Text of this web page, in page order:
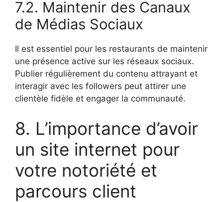
7.2. Maintenir des Canaux
de Médias Sociaux
Il est essentiel pour les restaurants de maintenir
une présence active sur les réseaux sociaux.
Publier régulièrement du contenu attrayant et
interagir avec les followers peut attirer une
clientèle fidèle et engager la communauté.
8. L’importance d’avoir
un site internet pour
votre notoriété et
parcours client